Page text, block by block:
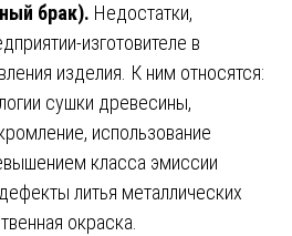
брак). Недостатки,
изготовителе в
изделия. К ним относятся:
сушки древесины,
использование
класса эмиссии
литья металлических
окраска.